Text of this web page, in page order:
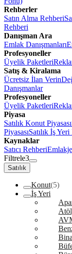
Rehberler
Satın Alma Rehberi
Rehberi
Danışman Ara
Emlak Danışmanları
Profesyoneller
Üyelik Paketleri
Satış & Kiralama
Ücretsiz İlan Verin
Danışmanlar
Profesyoneller
Üyelik Paketleri
Piyasa
Satılık Konut Piyasası
PiyasasıSatılık İş Yeri
Kaynaklar
Satıcı Rehberi
Filtrele3
Satılık
Konut(5)
İş Yeri
Bina